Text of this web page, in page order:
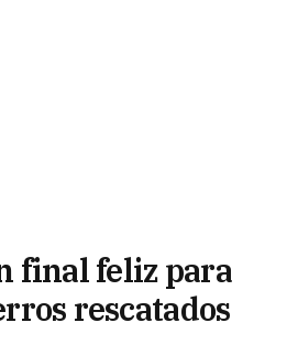
final feliz para
rescatados